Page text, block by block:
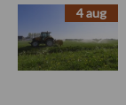
4 aug